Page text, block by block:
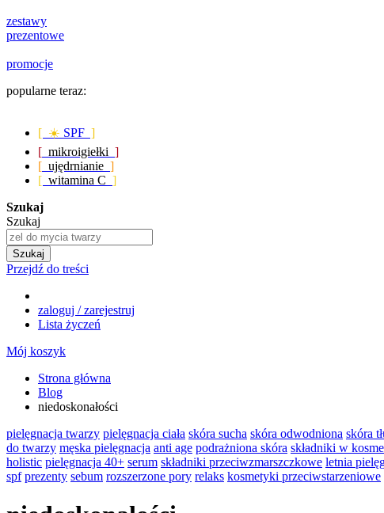
zestawy
prezentowe
promocje
popularne teraz:
[ ☀️ SPF ]
[ mikroigiełki ]
[ ujędrnianie ]
[ witamina C ]
Szukaj
Szukaj
Szukaj
Przejdź do treści
zaloguj / zarejestruj
Lista życzeń
Mój koszyk
Strona główna
Blog
niedoskonałości
pielęgnacja twarzy pielęgnacja ciała skóra sucha skóra odwodniona skóra
do twarzy męska pielęgnacja anti age podrażniona skóra składniki w
holistic pielęgnacja 40+ serum składniki przeciwzmarszczkowe letnia
spf prezenty sebum rozszerzone pory relaks kosmetyki przeciwstarzeniowe